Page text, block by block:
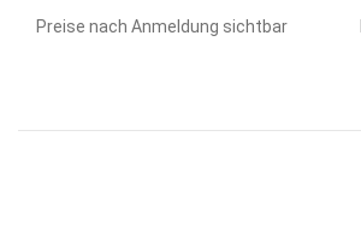
Preise nach Anmeldung sichtbar